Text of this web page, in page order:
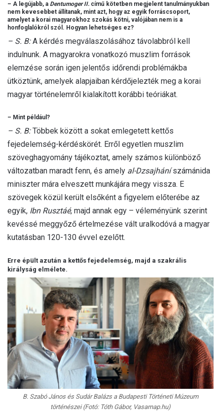
– A legújabb, a Dentumoger II. című kötetben megjelent tanulmányukban
nem kevesebbet állítanak, mint azt, hogy az egyik forráscsoport,
amelyet a korai magyarokhoz szokás kötni, valójában nem is a
honfoglalókról szól. Hogyan lehetséges ez?
– S. B:A kérdés megválaszolásához távolabbról kell
indulnunk. A magyarokra vonatkozó muszlim források
elemzése során igen jelentős időrendi problémákba
ütköztünk, amelyek alapjaiban kérdőjelezték meg a korai
magyar történelemről kialakított korábbi teóriákat.
– Mint például?
– S. B:Többek között a sokat emlegetett kettős
fejedelemség-kérdéskörét. Erről egyetlen muszlim
szöveghagyomány tájékoztat, amely számos különböző
változatban maradt fenn, és amely al-Dzsajháníszámánida
miniszter mára elveszett munkájára megy vissza. E
szövegek közül került elsőként a figyelem előterébe az
egyik, Ibn Rusztáé, majd annak egy – véleményünk szerint
kevéssé meggyőző értelmezése vált uralkodóvá a magyar
kutatásban 120-130 évvel ezelőtt.
Erre épült azután a kettős fejedelemség, majd a szakrális
királyság elmélete.
B. Szabó János és Sudár Balázs a Budapesti Történeti Múzeum
történészei (Fotó: Tóth Gábor, Vasarnap.hu)